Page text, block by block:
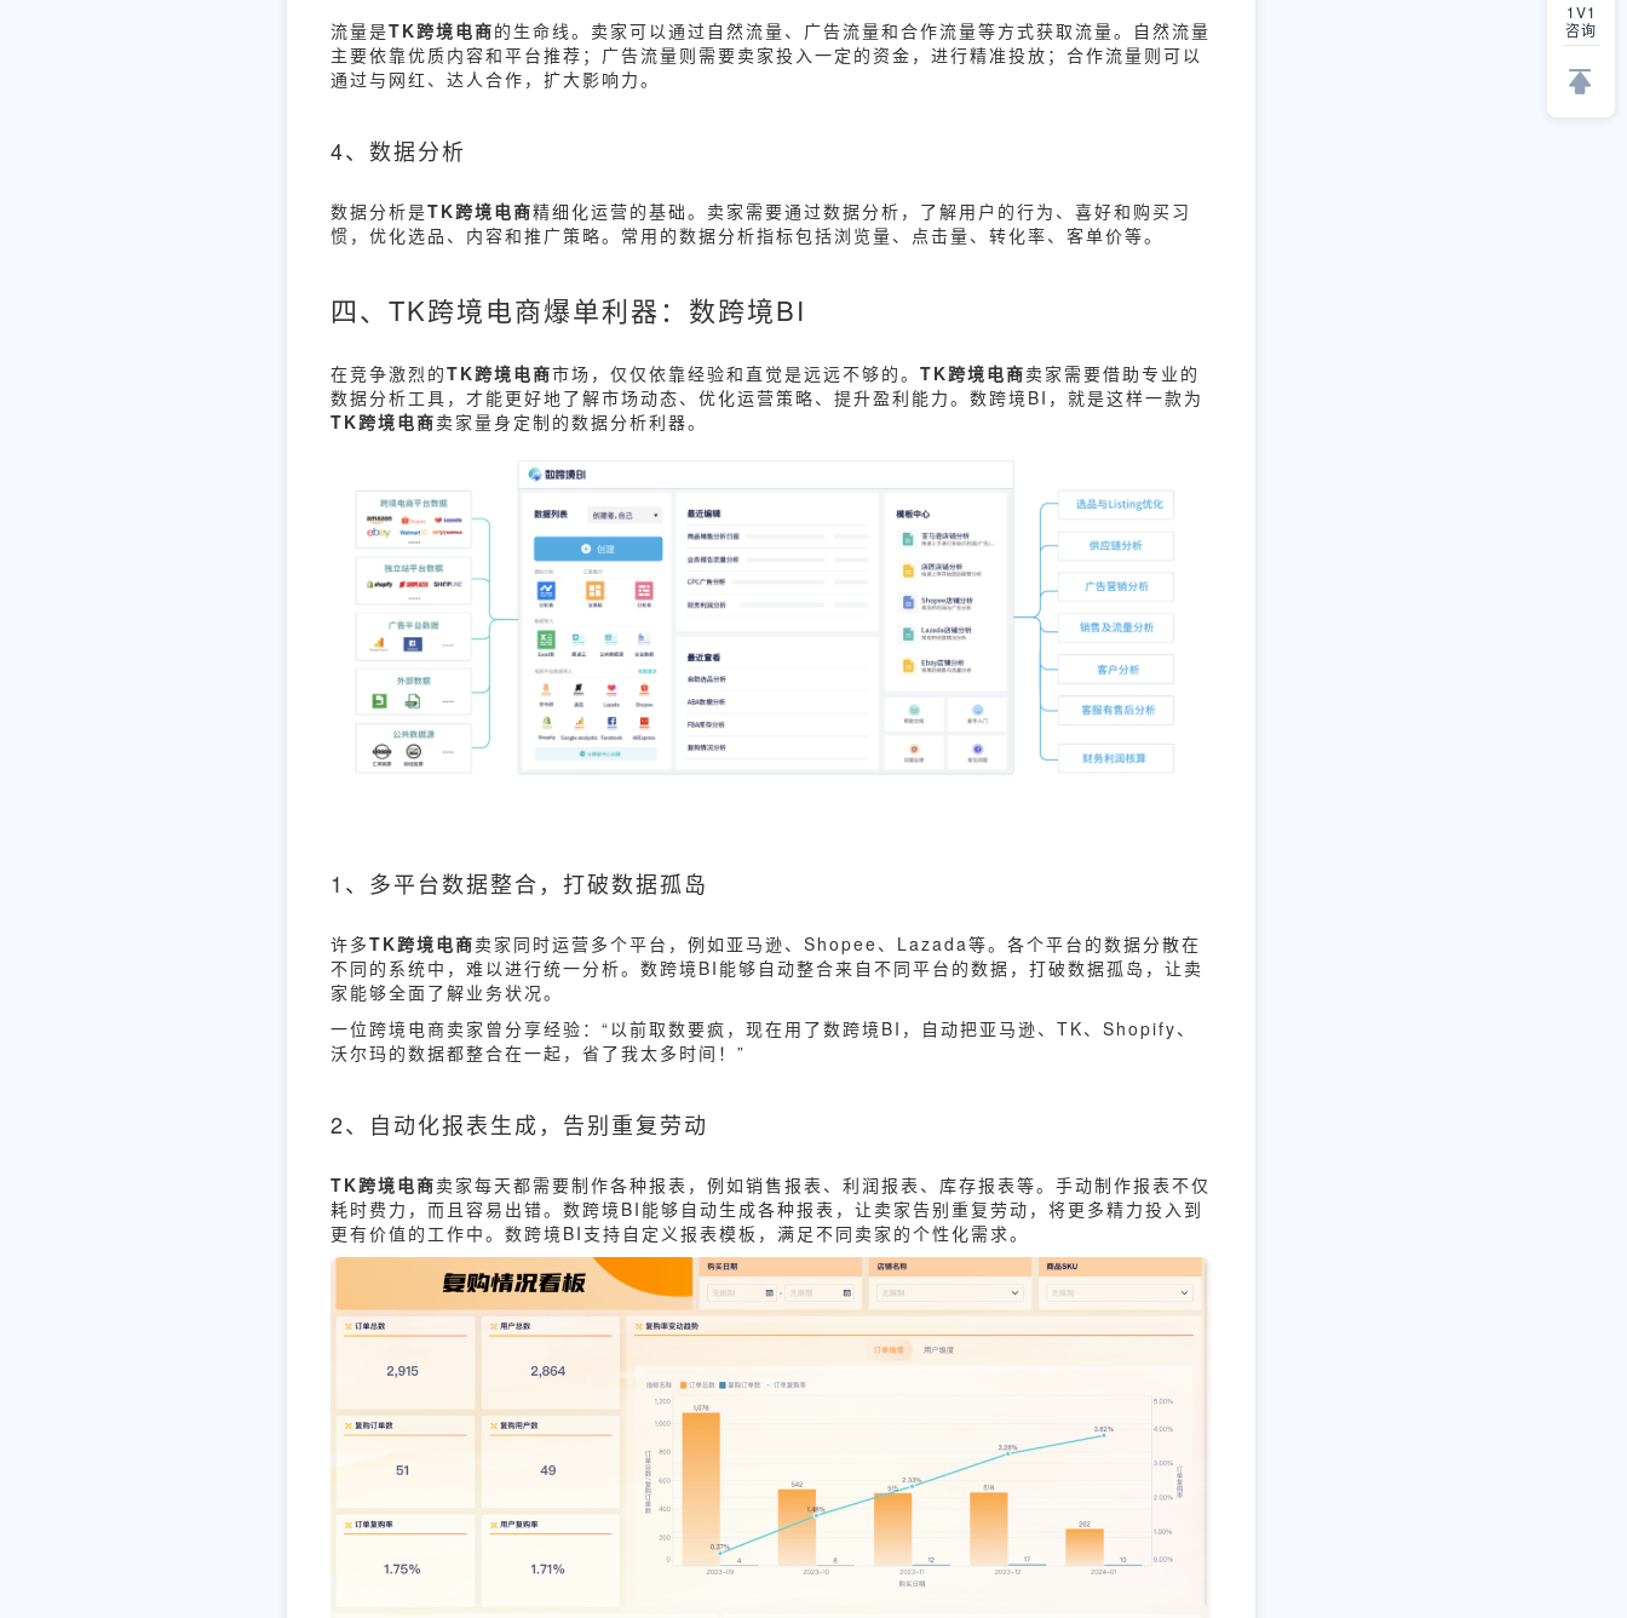
流量是TK跨境电商的生命线。卖家可以通过自然流量、广告流量和合作流量等方式获取流量。自然流量
主要依靠优质内容和平台推荐；广告流量则需要卖家投入一定的资金，进行精准投放；合作流量则可以
通过与网红、达人合作，扩大影响力。
4、数据分析
数据分析是TK跨境电商精细化运营的基础。卖家需要通过数据分析，了解用户的行为、喜好和购买习
惯，优化选品、内容和推广策略。常用的数据分析指标包括浏览量、点击量、转化率、客单价等。
四、TK跨境电商爆单利器：数跨境BI
在竞争激烈的TK跨境电商市场，仅仅依靠经验和直觉是远远不够的。 TK跨境电商卖家需要借助专业的
数据分析工具，才能更好地了解市场动态、优化运营策略、提升盈利能力。数跨境BI，就是这样一款为
TK跨境电商卖家量身定制的数据分析利器。
1、多平台数据整合，打破数据孤岛
许多TK跨境电商卖家同时运营多个平台，例如亚马逊、Shopee、Lazada等。各个平台的数据分散在
不同的系统中，难以进行统一分析。数跨境BI能够自动整合来自不同平台的数据，打破数据孤岛，让卖
家能够全面了解业务状况。
一位跨境电商卖家曾分享经验：“以前取数要疯，现在用了数跨境BI，自动把亚马逊、TK、Shopify、
沃尔玛的数据都整合在一起，省了我太多时间！”
2、自动化报表生成，告别重复劳动
TK跨境电商卖家每天都需要制作各种报表，例如销售报表、利润报表、库存报表等。手动制作报表不仅
耗时费力，而且容易出错。数跨境BI能够自动生成各种报表，让卖家告别重复劳动，将更多精力投入到
更有价值的工作中。数跨境BI支持自定义报表模板，满足不同卖家的个性化需求。
1V1
咨询